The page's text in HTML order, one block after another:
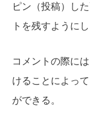
ピン（投稿）し
トを残すようにし
コメントの際に
けることによっ
ができる。